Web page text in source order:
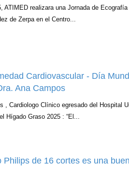
ATIMED realizara una Jornada de
de Zerpa en el Centro...
Cardiovascular - Día
Ana Campos
, Cardiologo Clínico egresado del Hospital
Hígado Graso 2025 : “El...
Philips de 16 cortes es una